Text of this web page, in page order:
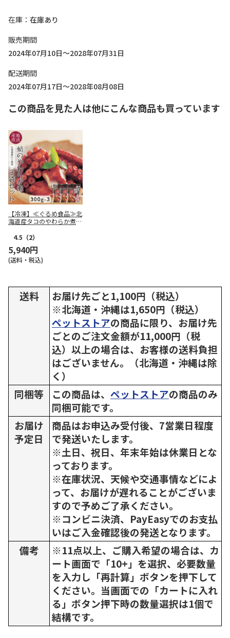
在庫
在庫あり
販売期間
2024年07月10日～2028年07月31日
配送期間
2024年07月17日～2028年08月08日
この商品を見た人は他にこんな商品も買っています
【冷凍】≪ぐるめ食品≫北
海道産タコのやわらか煮 3
4.5 （2）
5,940円
(送料・税込)
送料
お届け先ごと1,100円（税込）
※北海道・沖縄は1,650円（税込）
ペットストアの商品に限り、お届け先
ごとのご注文金額が11,000円（税
込）以上の場合は、お客様の送料負担
はございません。（北海道・沖縄は除
く）
同梱等
この商品は、 ペットストアの商品のみ
同梱可能です。
お届け
予定日
商品はお申込み受付後、7営業日程度
で発送いたします。
※土日、祝日、年末年始は休業日とな
っております。
※在庫状況、天候や交通事情などによ
って、お届けが遅れることがございま
すので予めご了承ください。
※コンビニ決済、PayEasyでのお支払
いはご入金確認後の発送となります。
備考
※11点以上、ご購入希望の場合は、カ
ート画面で「10+」を選択、必要数量
を入力し「再計算」ボタンを押下して
ください。当画面での「カートに入れ
る」ボタン押下時の数量選択は1個で
結構です。